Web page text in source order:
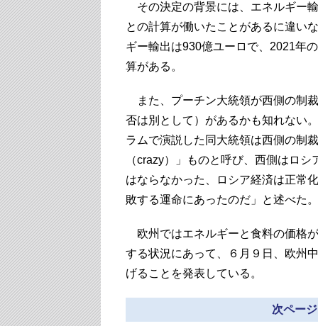
その決定の背景には、エネルギー
との計算が働いたことがあるに違
ギー輸出は930億ユーロで、2021年
算がある。
また、プーチン大統領が西側の制
否は別として）があるかも知れない
ラムで演説した同大統領は西側の制
（crazy）」ものと呼び、西側はロ
はならなかった、ロシア経済は正常
敗する運命にあったのだ」と述べた。
欧州ではエネルギーと食料の価格
する状況にあって、６月９日、欧州
げることを発表している。
次ペー